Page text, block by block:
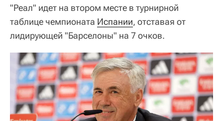
"Реал" идет на втором месте в турнирной
таблице чемпионата Испании, отставая от
лидирующей "Барселоны" на 7 очков.